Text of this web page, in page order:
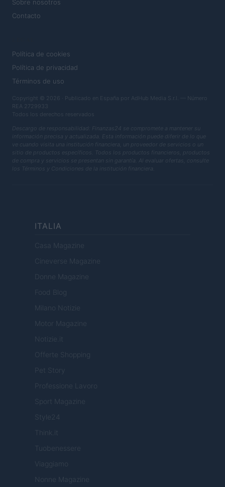
Sobre nosotros
Contacto
Política de cookies
Política de privacidad
Términos de uso
Copyright © 2026 · Publicado en España por AdHub Media S.r.l. — Número
REA 2729933
Todos los derechos reservados
Descargo de responsabilidad: Finanzas24 se compromete a mantener su
información precisa y actualizada. Esta información puede diferir de lo que
ve cuando visita una institución financiera, un proveedor de servicios o un
sitio de productos específicos. Todos los productos financieros, productos
de compra y servicios se presentan sin garantía. Al evaluar ofertas, consulte
los Términos y Condiciones de la institución financiera.
ITALIA
Casa Magazine
Cineverse Magazine
Donne Magazine
Food Blog
Milano Notizie
Motor Magazine
Notizie.it
Offerte Shopping
Pet Story
Professione Lavoro
Sport Magazine
Style24
Think.it
Tuobenessere
Viaggiamo
Nonne Magazine